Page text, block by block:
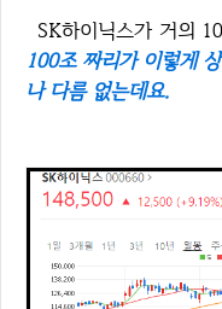
SK하이닉스가 거의
100조 짜리가 이렇게
나 다름 없는데요.